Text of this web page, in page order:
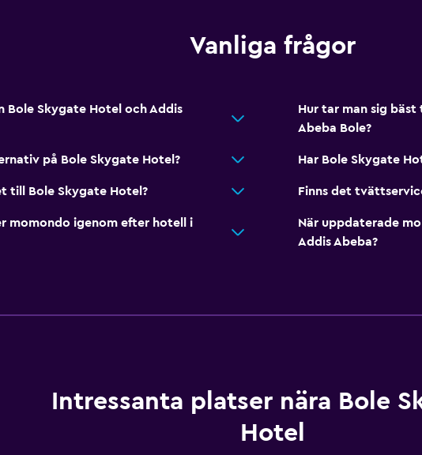
Vanliga frågor
Bole Skygate Hotel och Addis
Hur tar man sig
Abeba Bole?
på Bole Skygate Hotel? Har Bole Skygate
till Bole Skygate Hotel? Finns det
momondo igenom efter hotell i
När uppdaterade
Addis Abeba?
Intressanta platser nära Bole
Hotel